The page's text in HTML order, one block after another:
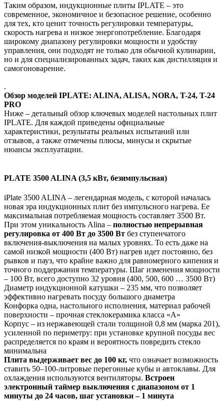
Таким образом, индукционные плиты IPLATE – это
современное, экономичное и безопасное решение, особенно
для тех, кто ценит точность регулировки температуры,
скорость нагрева и низкое энергопотребление. Благодаря
широкому диапазону регулировки мощности и удобству
управления, они подходят не только для обычной кулинарии,
но и для специализированных задач, таких как дистилляция и
самогоноварение.
.
Обзор моделей IPLATE: ALINA, ALISA, NORA, T-24, T-24
PRO
Ниже – детальный обзор ключевых моделей настольных плит
IPLATE. Для каждой приведены официальные
характеристики, результаты реальных испытаний или
отзывов, а также отмечены плюсы, минусы и скрытые
нюансы эксплуатации.
PLATE 3500 ALINA (3,5 кВт, безимпульсная)
iPlate 3500 ALINA – легендарная модель, с которой началась
новая эра индукционных плит без импульсного нагрева. Ее
максимальная потребляемая мощность составляет 3500 Вт​.
При этом уникальность Alina – полностью непрерывная
регулировка от 400 Вт до 3500 Вт без ступенчатого
включения-выключения на малых уровнях​. То есть даже на
самой низкой мощности (400 Вт) нагрев идет постоянно, без
рывков и пауз, что крайне важно для равномерного кипения и
точного поддержания температуры. Шаг изменения мощности
– 100 Вт, всего доступно 32 уровня (400, 500, 600 … 3500 Вт)​
Диаметр индукционной катушки – 235 мм, что позволяет
эффективно нагревать посуду большого диаметра​
Конфорка одна, настольного исполнения, материал рабочей
поверхности – прочная стеклокерамика класса «А»​
Корпус – из нержавеющей стали толщиной 0,8 мм (марка 201),
усиленной по периметру: при установке крупной посуды вес
распределяется по краям и вероятность повредить стекло
минимальна​
Плита выдерживает вес до 100 кг​, что означает возможность
ставить 50–100-литровые перегонные кубы и автоклавы. Для
охлаждения используются вентиляторы. Встроен
электронный таймер выключения с диапазоном от 1
минуты до 24 часов, шаг установки – 1 минута​